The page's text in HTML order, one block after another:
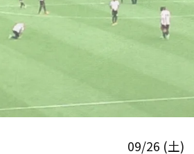
09/26 (土)